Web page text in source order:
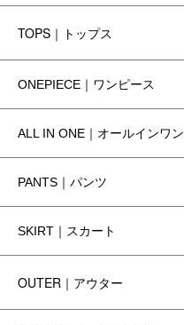
TOPS｜トップス
ONEPIECE｜ワンピース
ALL IN ONE｜オールインワン
PANTS｜パンツ
SKIRT｜スカート
OUTER｜アウター